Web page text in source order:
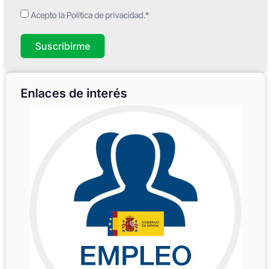
Acepto la Política de privacidad.*
Suscribirme
Enlaces de interés